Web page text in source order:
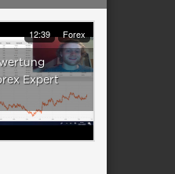
12:39 Forex
Expert